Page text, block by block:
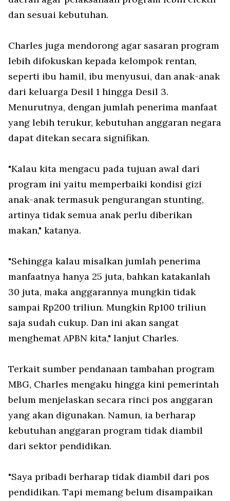
dan sesuai kebutuhan.
Charles juga mendorong agar sasaran program
lebih difokuskan kepada kelompok rentan,
seperti ibu hamil, ibu menyusui, dan anak-anak
dari keluarga Desil 1 hingga Desil 3.
Menurutnya, dengan jumlah penerima manfaat
yang lebih terukur, kebutuhan anggaran negara
dapat ditekan secara signifikan.
"Kalau kita mengacu pada tujuan awal dari
program ini yaitu memperbaiki kondisi gizi
anak-anak termasuk pengurangan stunting,
artinya tidak semua anak perlu diberikan
makan," katanya.
"Sehingga kalau misalkan jumlah penerima
manfaatnya hanya 25 juta, bahkan katakanlah
30 juta, maka anggarannya mungkin tidak
sampai Rp200 triliun. Mungkin Rp100 triliun
saja sudah cukup. Dan ini akan sangat
menghemat APBN kita," lanjut Charles.
Terkait sumber pendanaan tambahan program
MBG, Charles mengaku hingga kini pemerintah
belum menjelaskan secara rinci pos anggaran
yang akan digunakan. Namun, ia berharap
kebutuhan anggaran program tidak diambil
dari sektor pendidikan.
"Saya pribadi berharap tidak diambil dari pos
pendidikan. Tapi memang belum disampaikan